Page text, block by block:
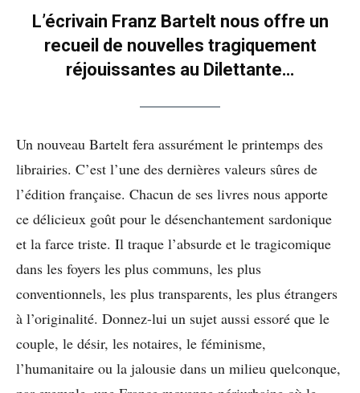
L’écrivain Franz Bartelt nous offre un
recueil de nouvelles tragiquement
réjouissantes au Dilettante…
Un nouveau Bartelt fera assurément le printemps des
librairies. C’est l’une des dernières valeurs sûres de
l’édition française. Chacun de ses livres nous apporte
ce délicieux goût pour le désenchantement sardonique
et la farce triste. Il traque l’absurde et le tragicomique
dans les foyers les plus communs, les plus
conventionnels, les plus transparents, les plus étrangers
à l’originalité. Donnez-lui un sujet aussi essoré que le
couple, le désir, les notaires, le féminisme,
l’humanitaire ou la jalousie dans un milieu quelconque,